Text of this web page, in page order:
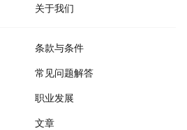
关于我们
条款与条件
常见问题解答
职业发展
文章